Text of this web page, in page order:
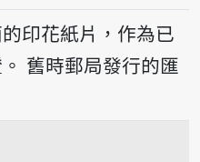
讀iû-phiò
印花紙片，作為已
舊時郵局發行的匯